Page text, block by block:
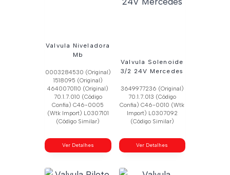
Valvula Niveladora
Mb
0003284530 (Original)
1518095 (Original)
4640070110 (Original)
70.1.7.010 (Código
Confia) C46-0005
(Wtk Import) L0307101
(Código Similar)
Ver Detalhes
Valvula Solenoide
3/2 24V Mercedes
3649977236 (Original)
70.1.7.013 (Código
Confia) C46-0010 (Wtk
Import) L0307092
(Código Similar)
Ver Detalhes